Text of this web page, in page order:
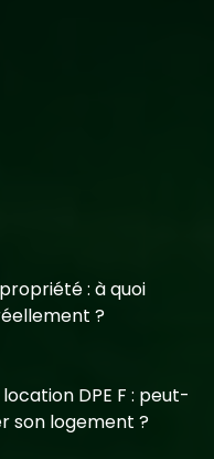
: à quoi
?
DPE F : peut-
son logement ?